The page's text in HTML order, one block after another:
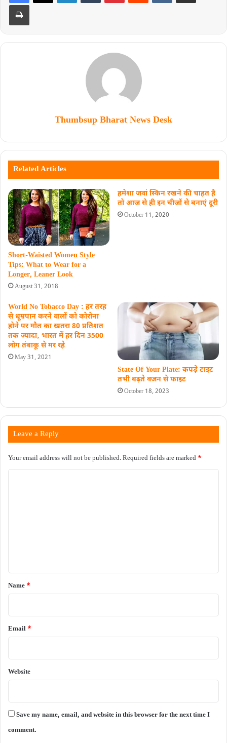
Thumbsup Bharat News Desk
Related Articles
Short-Waisted Women Style
Tips: What to Wear for a
Longer, Leaner Look
August 31, 2018
हमेशा जवां स्किन रखने की चाहत है
तो आज से ही इन चीजों से बनाएं दूरी
October 11, 2020
World No Tobacco Day : हर तरह
से धूम्रपान करने वालों को कोरोना
होने पर मौत का खतरा 80 प्रतिशत
तक ज्यादा‚ भारत में हर दिन 3500
लोग तंबाकू से मर रहे
May 31, 2021
State Of Your Plate: कपड़े टाइट
तभी बढ़ते वजन से फाइट
October 18, 2023
Leave a Reply
Your email address will not be published.Required fields are marked *
*
Name *
Email *
Website
Save my name, email, and website in this browser for the next time I
comment.